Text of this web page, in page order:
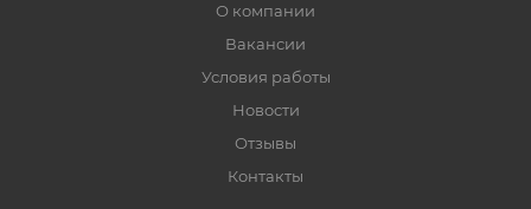
О компании
Вакансии
Условия работы
Новости
Отзывы
Контакты